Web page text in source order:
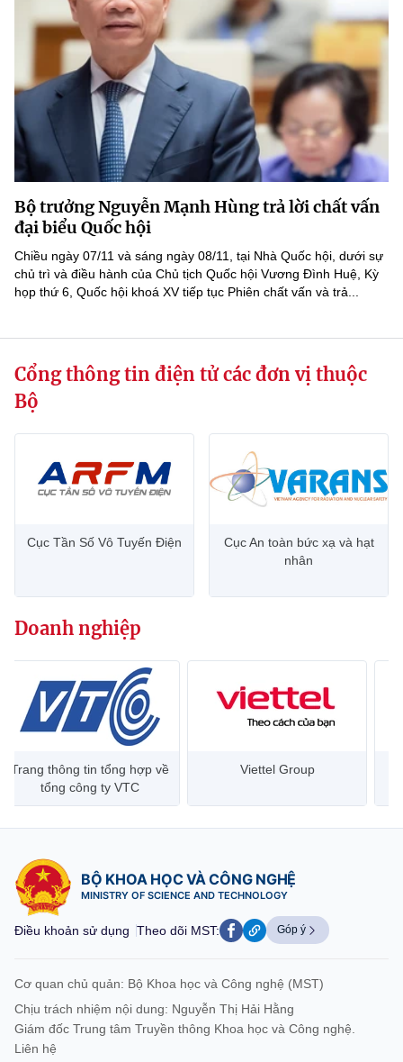
Bộ trưởng Nguyễn Mạnh Hùng trả lời chất vấn
đại biểu Quốc hội
Chiều ngày 07/11 và sáng ngày 08/11, tại Nhà Quốc hội, dưới sự
chủ trì và điều hành của Chủ tịch Quốc hội Vương Đình Huệ, Kỳ
họp thứ 6, Quốc hội khoá XV tiếp tục Phiên chất vấn và trả...
Cổng thông tin điện tử các đơn vị thuộc
Bộ
Cục Tần Số Vô Tuyến Điện
Cục An toàn bức xạ và hạt
nhân
Doanh nghiệp
Trang thông tin tổng hợp về
tổng công ty VTC
Viettel Group
BỘ KHOA HỌC VÀ CÔNG NGHỆ
MINISTRY OF SCIENCE AND TECHNOLOGY
Điều khoản sử dụng Theo dõi MST: Góp ý
Cơ quan chủ quản: Bộ Khoa học và Công nghệ (MST)
Chịu trách nhiệm nội dung: Nguyễn Thị Hải Hằng
Giám đốc Trung tâm Truyền thông Khoa học và Công nghệ.
Liên hệ